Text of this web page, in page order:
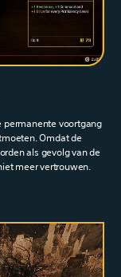
permanente voortgang
Omdat de
als gevolg van de
meer vertrouwen.‎